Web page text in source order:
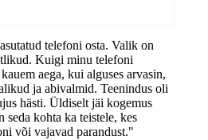
telefoni osta. Valik on
Kuigi minu telefoni
aega, kui alguses arvasin,
ja abivalmid. Teenindus oli
hästi. Üldiselt jäi kogemus
kohta ka teistele, kes
või vajavad parandust."